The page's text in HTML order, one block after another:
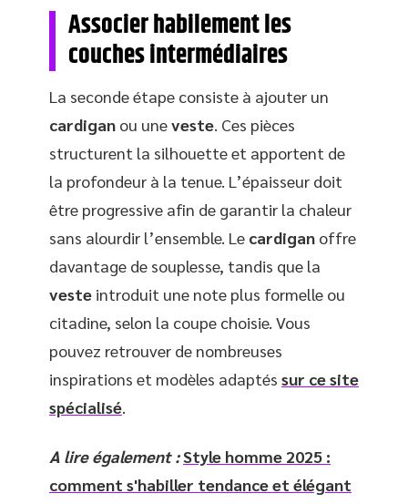
Associer habilement les
couches intermédiaires
La seconde étape consiste à ajouter un
cardigan ou uneveste. Ces pièces
structurent la silhouette et apportent de
la profondeur à la tenue. L’épaisseur doit
être progressive afin de garantir la chaleur
sans alourdir l’ensemble. Le cardigan offre
davantage de souplesse, tandis que la
veste introduit une note plus formelle ou
citadine, selon la coupe choisie. Vous
pouvez retrouver de nombreuses
inspirations et modèles adaptés sur ce site
spécialisé.
A lire également : Style homme 2025 :
comment s'habiller tendance et élégant